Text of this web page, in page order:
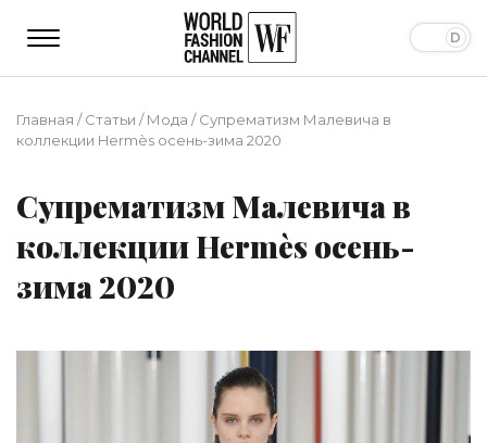
Главная /Статьи /Мода /Супрематизм Малевича в
коллекции Hermès осень-зима 2020
Супрематизм Малевича в
коллекции Hermès осень-
зима 2020